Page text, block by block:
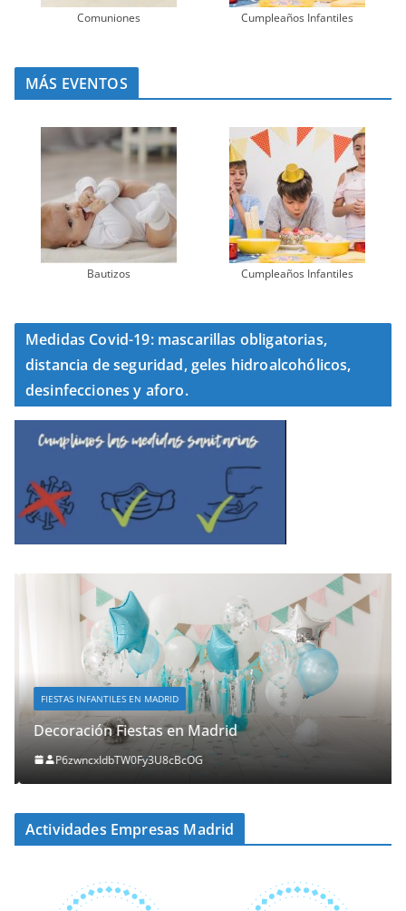
Comuniones Cumpleaños Infantiles
MÁS EVENTOS
Bautizos Cumpleaños Infantiles
Medidas Covid-19: mascarillas obligatorias,
distancia de seguridad, geles hidroalcohólicos,
desinfecciones y aforo.
FIESTAS INFANTILES EN MADRID
Decoración Fiestas en Madrid
P6zwncxIdbTW0Fy3U8cBcOG
Actividades Empresas Madrid